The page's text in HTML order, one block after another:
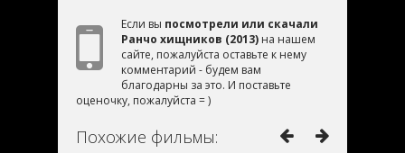
Если вы посмотрели или скачали
Ранчо хищников (2013) на нашем
сайте, пожалуйста оставьте к нему
комментарий - будем вам
благодарны за это. И поставьте
оценочку, пожалуйста = )
Похожие фильмы: